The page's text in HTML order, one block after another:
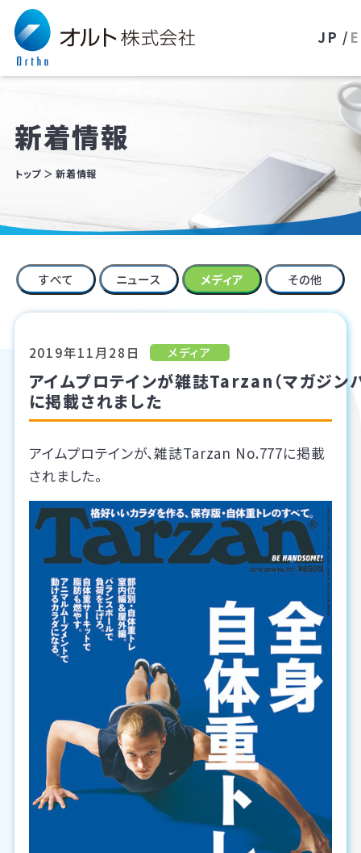
JP /
新着情報
トップ 新着情報
すべて ニュース メディア その他
2019年11月28日 メディア
アイムプロテインが雑誌Tarzan（マガジン
に掲載されました
アイムプロテインが、雑誌Tarzan No.777に掲載
されました。